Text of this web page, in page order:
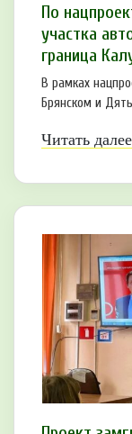
По
участка
граница
В рамках
Брянском и
Читать далее